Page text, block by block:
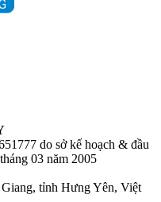
do sở kế hoạch & đầu
03 năm 2005
tỉnh Hưng Yên, Việt